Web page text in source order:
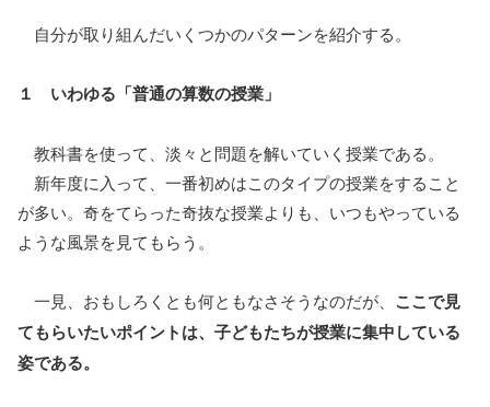
自分が取り組んだいくつかのパターンを紹介する。
１ いわゆる「普通の算数の授業」
教科書を使って、淡々と問題を解いていく授業である。
新年度に入って、一番初めはこのタイプの授業をすること
が多い。奇をてらった奇抜な授業よりも、いつもやっている
ような風景を見てもらう。
一見、おもしろくとも何ともなさそうなのだが、 ここで見
てもらいたいポイントは、子どもたちが授業に集中している
姿である。